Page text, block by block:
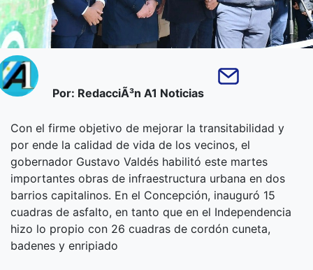
Por: RedacciÃ³n A1 Noticias
Con el firme objetivo de mejorar la transitabilidad y
por ende la calidad de vida de los vecinos, el
gobernador Gustavo Valdés habilitó este martes
importantes obras de infraestructura urbana en dos
barrios capitalinos. En el Concepción, inauguró 15
cuadras de asfalto, en tanto que en el Independencia
hizo lo propio con 26 cuadras de cordón cuneta,
badenes y enripiado